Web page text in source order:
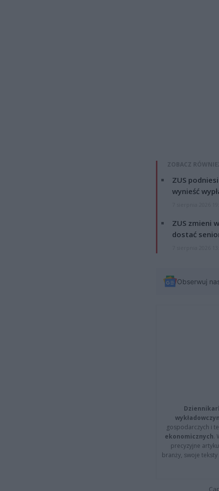
ZOBACZ
ZUS
wynieść
ZUS zmieni
dostać
Obserwuj
gospodarczych i
ekonomicznych.
precyzyjne
branży, swoje